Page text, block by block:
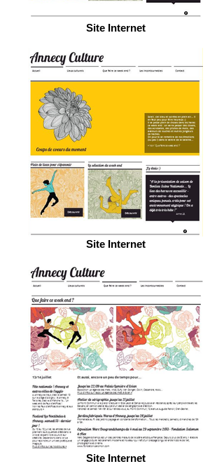
Site Internet
Site Internet
Site Internet